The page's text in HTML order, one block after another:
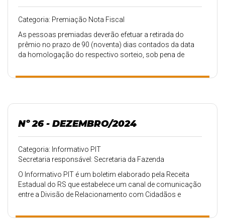
Categoria: Premiação Nota Fiscal
As pessoas premiadas deverão efetuar a retirada do
prêmio no prazo de 90 (noventa) dias contados da data
da homologação do respectivo sorteio, sob pena de
Decreto Municipal nº. 11.233/2024.
Nº 26 - DEZEMBRO/2024
Categoria: Informativo PIT
Secretaria responsável: Secretaria da Fazenda
O Informativo PIT é um boletim elaborado pela Receita
Estadual do RS que estabelece um canal de comunicação
entre a Divisão de Relacionamento com Cidadãos e
agregando conhecimento e proporcionando a troca de